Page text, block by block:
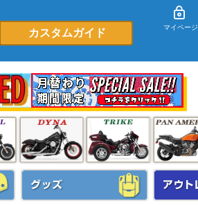
カスタムガイド マイページ